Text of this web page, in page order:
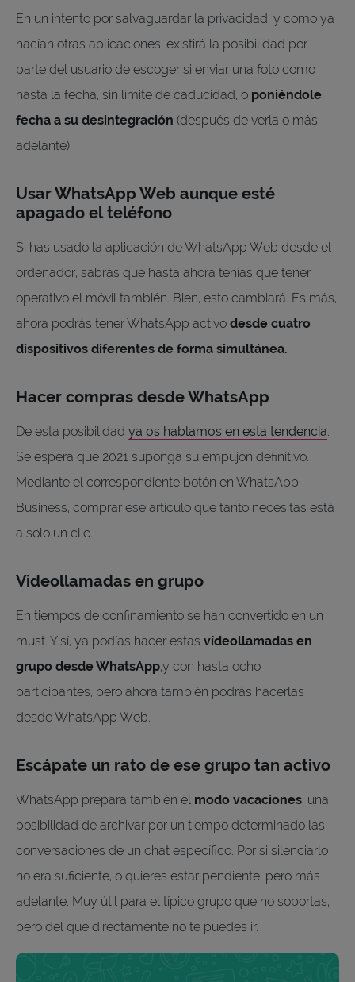
En un intento por salvaguardar la privacidad, y como ya
hacían otras aplicaciones, existirá la posibilidad por
parte del usuario de escoger si enviar una foto como
hasta la fecha, sin límite de caducidad, o poniéndole
fecha a su desintegración (después de verla o más
adelante).
Usar WhatsApp Web aunque esté
apagado el teléfono
Si has usado la aplicación de WhatsApp Web desde el
ordenador, sabrás que hasta ahora tenías que tener
operativo el móvil también. Bien, esto cambiará. Es más,
ahora podrás tener WhatsApp activo desde cuatro
dispositivos diferentes de forma simultánea.
Hacer compras desde WhatsApp
De esta posibilidad ya os hablamos en esta tendencia.
Se espera que 2021 suponga su empujón definitivo.
Mediante el correspondiente botón en WhatsApp
Business, comprar ese artículo que tanto necesitas está
a solo un clic.
Videollamadas en grupo
En tiempos de confinamiento se han convertido en un
must. Y sí, ya podías hacer estas vídeollamadas en
grupo desde WhatsApp,y con hasta ocho
participantes, pero ahora también podrás hacerlas
desde WhatsApp Web.
Escápate un rato de ese grupo tan activo
WhatsApp prepara también el modo vacaciones, una
posibilidad de archivar por un tiempo determinado las
conversaciones de un chat específico. Por si silenciarlo
no era suficiente, o quieres estar pendiente, pero más
adelante. Muy útil para el típico grupo que no soportas,
pero del que directamente no te puedes ir.